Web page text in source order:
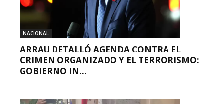
NACIONAL
ARRAU DETALLÓ AGENDA CONTRA EL
CRIMEN ORGANIZADO Y EL TERRORISMO:
GOBIERNO IN...